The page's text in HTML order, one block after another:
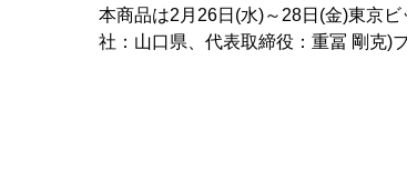
本商品は2月26日(水)～28日(金)東京
社：山口県、代表取締役：重冨 剛克)